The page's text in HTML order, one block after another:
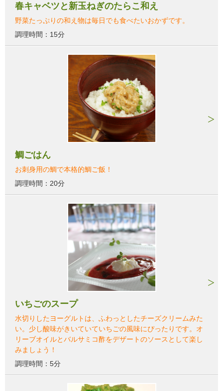
春キャベツと新玉ねぎのたらこ和え
野菜たっぷりの和え物は毎日でも食べたいおかずです。
調理時間：15分
鯛ごはん
お刺身用の鯛で本格的鯛ご飯！
調理時間：20分
いちごのスープ
水切りしたヨーグルトは、ふわっとしたチーズクリームみた
い。少し酸味がきいていていちごの風味にぴったりです。オ
リーブオイルとバルサミコ酢をデザートのソースとして楽し
みましょう！
調理時間：5分